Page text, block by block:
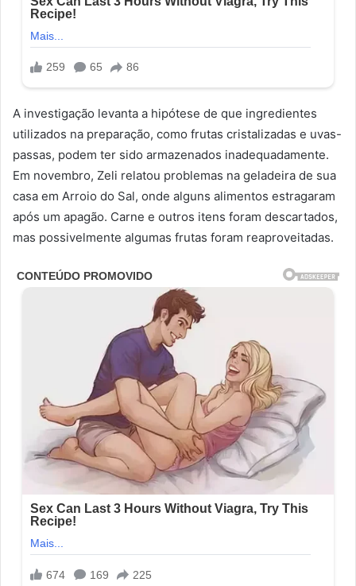
A investigação levanta a hipótese de que ingredientes
utilizados na preparação, como frutas cristalizadas e uvas-
passas, podem ter sido armazenados inadequadamente.
Em novembro, Zeli relatou problemas na geladeira de sua
casa em Arroio do Sal, onde alguns alimentos estragaram
após um apagão. Carne e outros itens foram descartados,
mas possivelmente algumas frutas foram reaproveitadas.